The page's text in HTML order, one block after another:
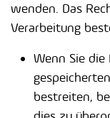
wenden. Das
Verarbeitung
Wenn Sie
bestreiten,